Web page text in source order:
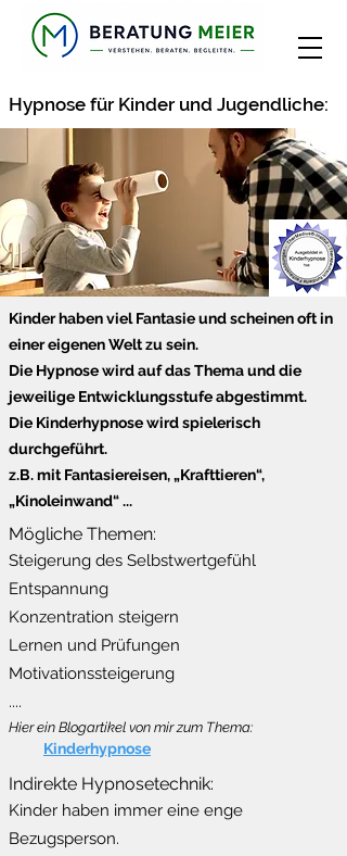
Hypnose für Kinder und Jugendliche:
Kinder haben viel Fantasie und scheinen oft in
einer eigenen Welt zu sein.
Die Hypnose wird auf das Thema und die
jeweilige Entwicklungsstufe abgestimmt.
Die Kinderhypnose wird spielerisch
durchgeführt.
z.B. mit Fantasiereisen, „Krafttieren“,
„Kinoleinwand“ ...
Mögliche Themen:
Steigerung des Selbstwertgefühl
Entspannung
Konzentration steigern
Lernen und Prüfungen
Motivationssteigerung
....
Hier ein Blogartikel von mir zum Thema:
Kinderhypnose
Indirekte Hypnosetechnik:
Kinder haben immer eine enge
Bezugsperson.